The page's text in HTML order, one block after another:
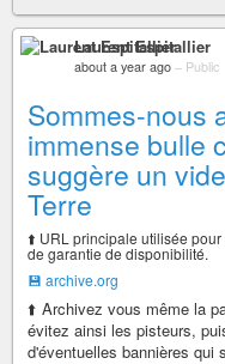
Laurent Espitallier
about a year ago – Public
Sommes-nous
immense bulle
suggère un
Terre
⬆️ URL principale utilisée
de garantie de disponibilité.
💾 archive.org
⬆️ Archivez vous même la
évitez ainsi les pisteurs,
d'éventuelles bannières qui